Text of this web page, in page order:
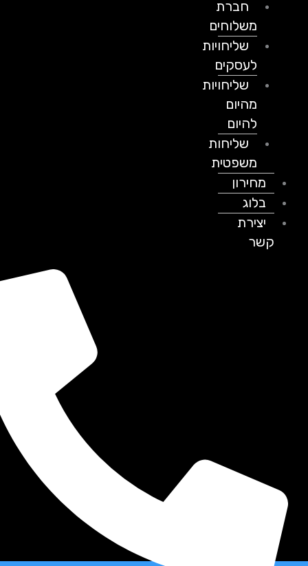
חברת
משלוחים
שליחויות
לעסקים
שליחויות
מהיום
להיום
שליחות
משפטית
מחירון
בלוג
יצירת
קשר